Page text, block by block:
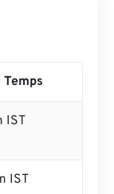
Temps
IST
IST